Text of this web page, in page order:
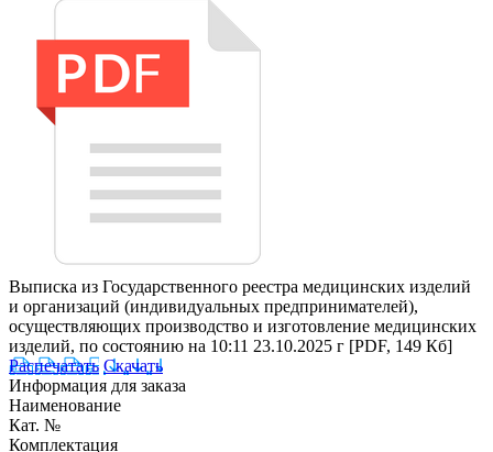
Выписка из Государственного реестра медицинских изделий
и организаций (индивидуальных предпринимателей),
осуществляющих производство и изготовление медицинских
изделий, по состоянию на 10:11 23.10.2025 г [PDF, 149 Кб]
Распечатать Скачать
Информация для заказа
Наименование
Кат. №
Комплектация